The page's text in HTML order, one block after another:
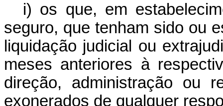
i) os que, em
seguro, que tenham sido ou
liquidação judicial ou
meses anteriores à
direção, administração ou
exonerados de qualquer